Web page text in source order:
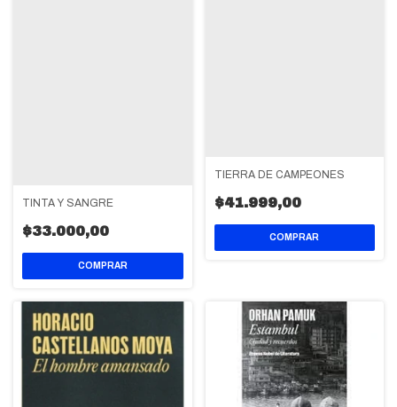
TINTA Y SANGRE
$33.000,00
TIERRA DE CAMPEONES
$41.999,00